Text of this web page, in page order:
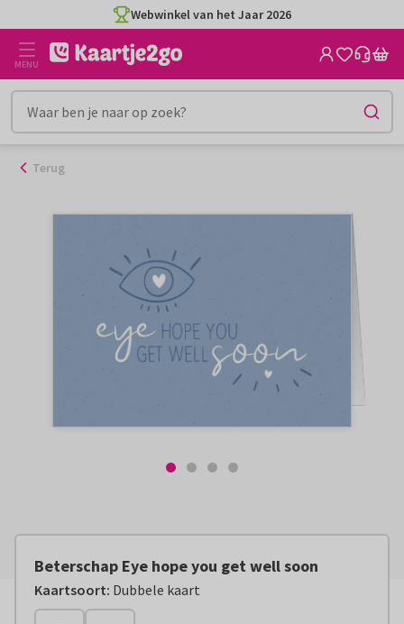
naar
inhoud
Webwinkel van het Jaar 2026
MENU
Terug
Beterschap Eye hope you get well soon
Kaartsoort: Dubbele kaart
Vanaf:€ 2,99 excl. verzendkosten